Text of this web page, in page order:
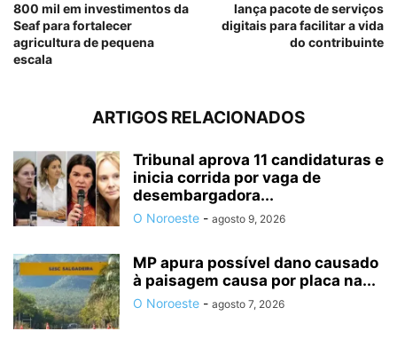
800 mil em investimentos da
Seaf para fortalecer
agricultura de pequena
escala
lança pacote de serviços
digitais para facilitar a vida
do contribuinte
ARTIGOS RELACIONADOS
Tribunal aprova 11 candidaturas e
inicia corrida por vaga de
desembargadora...
O Noroeste - agosto 9, 2026
MP apura possível dano causado
à paisagem causa por placa na...
O Noroeste - agosto 7, 2026